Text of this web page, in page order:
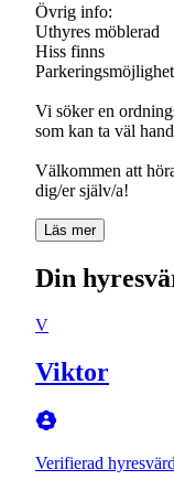
Övrig info:
Uthyres möblerad
Hiss finns
Vi söker en
som kan ta väl
Välkommen att
dig/er själv/a!
Läs mer
Din
V
Viktor
Verifierad hyresvärd